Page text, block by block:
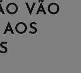
VÃO